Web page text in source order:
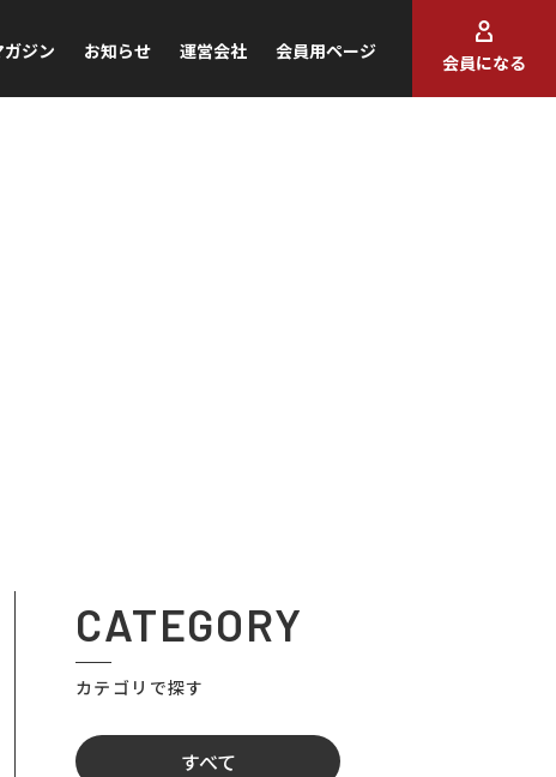
ガジン お知らせ 運営会社 会員用ページ
会員になる
CATEGORY
カテゴリで探す
すべて